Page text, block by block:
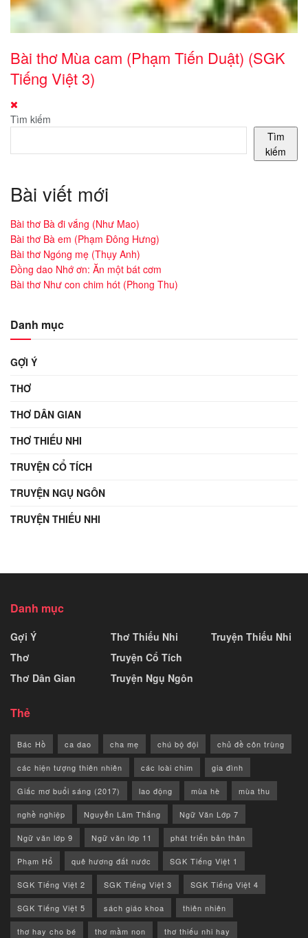
Bài thơ Mùa cam (Phạm Tiến Duật) (SGK
Tiếng Việt 3)
Tìm kiếm
Tìm
kiếm
Bài viết mới
Bài thơ Bà đi vắng (Như Mao)
Bài thơ Bà em (Phạm Đông Hưng)
Bài thơ Ngóng mẹ (Thụy Anh)
Đồng dao Nhớ ơn: Ăn một bát cơm
Bài thơ Như con chim hót (Phong Thu)
Danh mục
GỢI Ý
THƠ
THƠ DÂN GIAN
THƠ THIẾU NHI
TRUYỆN CỔ TÍCH
TRUYỆN NGỤ NGÔN
TRUYỆN THIẾU NHI
Danh mục
Gợi Ý
Thơ
Thơ Dân Gian
Thơ Thiếu Nhi
Truyện Cổ Tích
Truyện Ngụ Ngôn
Truyện Thiếu Nhi
Thẻ
Bác Hồ ca dao cha mẹ chú bộ đội chủ đề côn trùng
các hiện tượng thiên nhiên các loài chim gia đình
Giấc mơ buổi sáng (2017) lao động mùa hè mùa thu
nghề nghiệp Nguyễn Lãm Thắng Ngữ Văn Lớp 7
Ngữ văn lớp 9 Ngữ văn lớp 11 phát triển bản thân
Phạm Hổ quê hương đất nước SGK Tiếng Việt 1
SGK Tiếng Việt 2 SGK Tiếng Việt 3 SGK Tiếng Việt 4
SGK Tiếng Việt 5 sách giáo khoa thiên nhiên
thơ hay cho bé thơ mầm non thơ thiếu nhi hay